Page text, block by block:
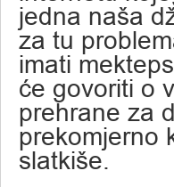
jedna naša
za tu
imati
će govoriti o
prehrane za
prekomjerno
slatkiše.